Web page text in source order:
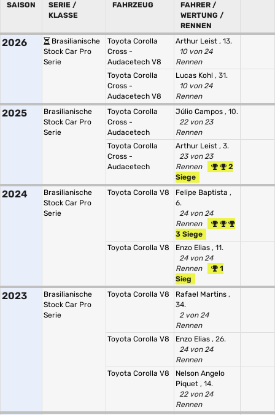
SAISON
SERIE /
KLASSE
FAHRZEUG
FAHRER /
WERTUNG /
RENNEN
2026
Brasilianische
Stock Car Pro
Serie
Toyota Corolla
Cross -
Audacetech V8
Arthur Leist , 13.
10 von 24
Rennen
Toyota Corolla
Cross -
Audacetech V8
Lucas Kohl , 31.
10 von 24
Rennen
2025
Brasilianische
Stock Car Pro
Serie
Toyota Corolla
Cross -
Audacetech
Júlio Campos , 10.
22 von 23
Rennen
Toyota Corolla
Cross -
Audacetech
Arthur Leist , 3.
23 von 23
Rennen
2
Siege
2024
Brasilianische
Stock Car Pro
Serie
Toyota Corolla V8 Felipe Baptista ,
6.
24 von 24
Rennen
3 Siege
Toyota Corolla V8
Enzo Elias , 11.
24 von 24
Rennen
1
Sieg
2023
Brasilianische
Stock Car Pro
Serie
Toyota Corolla V8 Rafael Martins ,
34.
2 von 24
Rennen
Toyota Corolla V8
Enzo Elias , 26.
24 von 24
Rennen
Toyota Corolla V8
Nelson Angelo
Piquet , 14.
22 von 24
Rennen